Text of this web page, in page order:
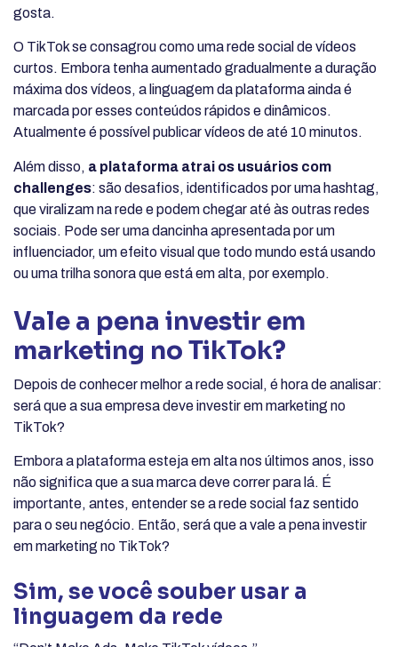
gosta.
O TikTok se consagrou como uma rede social de vídeos
curtos. Embora tenha aumentado gradualmente a duração
máxima dos vídeos, a linguagem da plataforma ainda é
marcada por esses conteúdos rápidos e dinâmicos.
Atualmente é possível publicar vídeos de até 10 minutos.
Além disso, a plataforma atrai os usuários com
challenges: são desafios, identificados por uma hashtag,
que viralizam na rede e podem chegar até às outras redes
sociais. Pode ser uma dancinha apresentada por um
influenciador, um efeito visual que todo mundo está usando
ou uma trilha sonora que está em alta, por exemplo.
Vale a pena investir em
marketing no TikTok?
Depois de conhecer melhor a rede social, é hora de analisar:
será que a sua empresa deve investir em marketing no
TikTok?
Embora a plataforma esteja em alta nos últimos anos, isso
não significa que a sua marca deve correr para lá. É
importante, antes, entender se a rede social faz sentido
para o seu negócio. Então, será que a vale a pena investir
em marketing no TikTok?
Sim, se você souber usar a
linguagem da rede